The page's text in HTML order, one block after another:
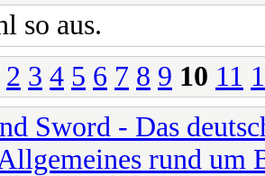
so aus.
2 3 4 5 6 7 8 9 10 11
Sword - Das
rund um